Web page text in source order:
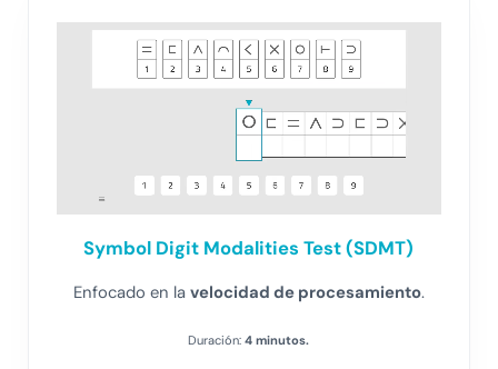
Symbol Digit Modalities Test (SDMT)
Enfocado en la velocidad de procesamiento.
Duración: 4 minutos.